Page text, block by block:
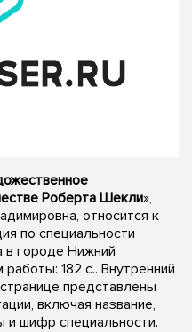
Роберта Шекли»,
относится к
по специальности
в городе Нижний
182 с.. Внутренний
представлены
включая название,
и шифр специальности.